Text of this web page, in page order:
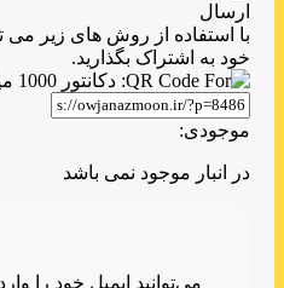
ارسال
با استفاده از روش های زیر می
خود به اشتراک بگذارید.
موجودی:
در انبار موجود نمی باشد
می‌توانید ایمیل خود را